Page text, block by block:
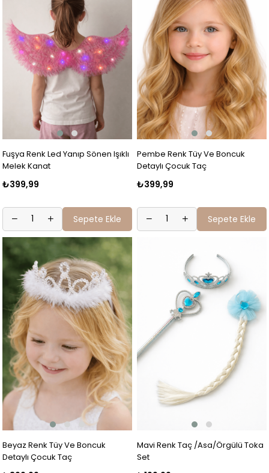
Fuşya Renk Led Yanıp Sönen Işıklı
Melek Kanat
₺399,99
Sepete Ekle
Pembe Renk Tüy Ve Boncuk
Detaylı Çocuk Taç
₺399,99
Sepete Ekle
Beyaz Renk Tüy Ve Boncuk
Detaylı Çocuk Taç
Mavi Renk Taç /Asa/Örgülü Toka
Set